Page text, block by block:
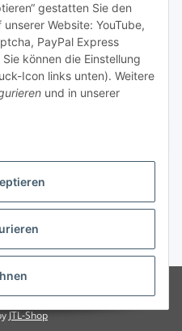
gestatten Sie den
Website: YouTube,
PayPal Express
können die Einstellung
Icon links unten). Weitere
und in unserer
Lieferbedingungen, zzgl.
und Wiederverkäufer
JTL-Shop